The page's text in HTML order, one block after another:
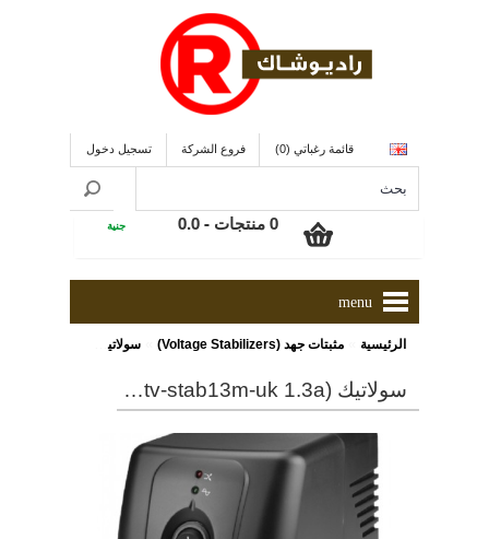
قائمة رغباتي (0) فروع الشركة تسجيل دخول
0 منتجات - 0.0 جنية
menu
الرئيسية مثبتات جهد (Voltage Stabilizers) سولاتيك (TV-STAB13M-UK 1.3A) مثبت تيار لجهاز التليفزيون
سولاتيك (tv-stab13m-uk 1.3a) مثبت تيار لجهاز التليفزيون